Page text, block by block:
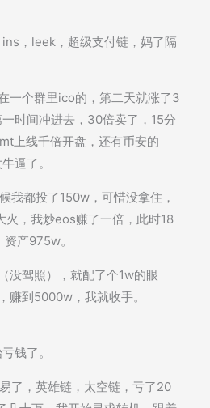
，leek，超级支付链，妈了隔
一个群里ico的，第二天就涨了3
时间冲进去，30倍卖了，15分
上线千倍开盘，还有币安的
逼了。
我都投了150w，可惜没拿住，
火，我炒eos赚了一倍，此时18
产975w。
没驾照），就配了个1w的眼
赚到5000w，我就收手。
钱了。
了，英雄链，太空链，亏了20